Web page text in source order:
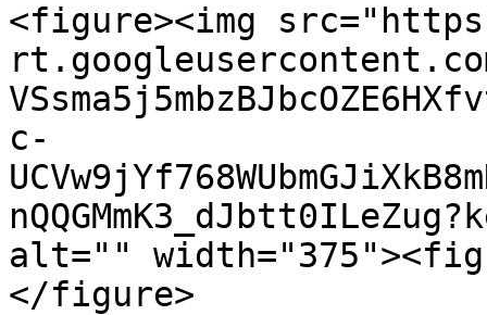
<figure><img
rt.googleusercontent.com/
c-
alt=""
</figure>